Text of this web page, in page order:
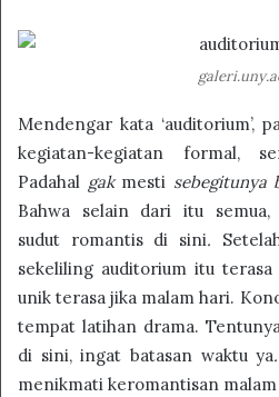
Mendengar kata ‘auditorium’,
kegiatan-kegiatan formal,
Padahal gakmesti sebegitunya
Bahwa selain dari itu
sudut romantis di sini.
sekeliling auditorium itu
unik terasa jika malam hari.
tempat latihan drama.
di sini, ingat batasan waktu ya.
menikmati keromantisan